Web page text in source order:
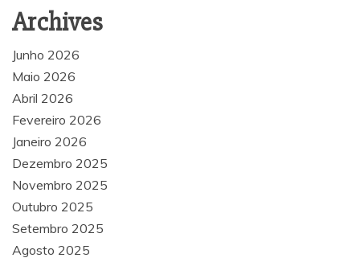
Archives
Junho 2026
Maio 2026
Abril 2026
Fevereiro 2026
Janeiro 2026
Dezembro 2025
Novembro 2025
Outubro 2025
Setembro 2025
Agosto 2025